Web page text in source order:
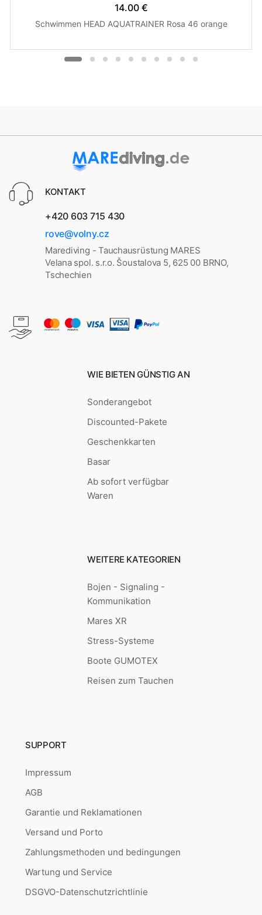
14.00 €
Schwimmen HEAD AQUATRAINER Rosa 46 orange
KONTAKT
+420 603 715 430
rove@volny.cz
Marediving - Tauchausrüstung MARES
Velana spol. s.r.o. Šoustalova 5, 625 00 BRNO,
Tschechien
WIE BIETEN GÜNSTIG AN
Sonderangebot
Discounted-Pakete
Geschenkkarten
Basar
Ab sofort verfügbar
Waren
WEITERE KATEGORIEN
Bojen - Signaling -
Kommunikation
Mares XR
Stress-Systeme
Boote GUMOTEX
Reisen zum Tauchen
SUPPORT
Impressum
AGB
Garantie und Reklamationen
Versand und Porto
Zahlungsmethoden und bedingungen
Wartung und Service
DSGVO-Datenschutzrichtlinie